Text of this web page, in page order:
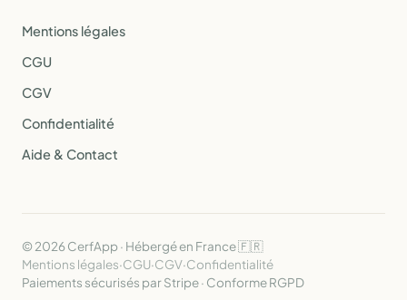
Mentions légales
CGU
CGV
Confidentialité
Aide & Contact
© 2026 CerfApp · Hébergé en France 🇫🇷
Mentions légales·CGU·CGV·Confidentialité
Paiements sécurisés par Stripe · Conforme RGPD